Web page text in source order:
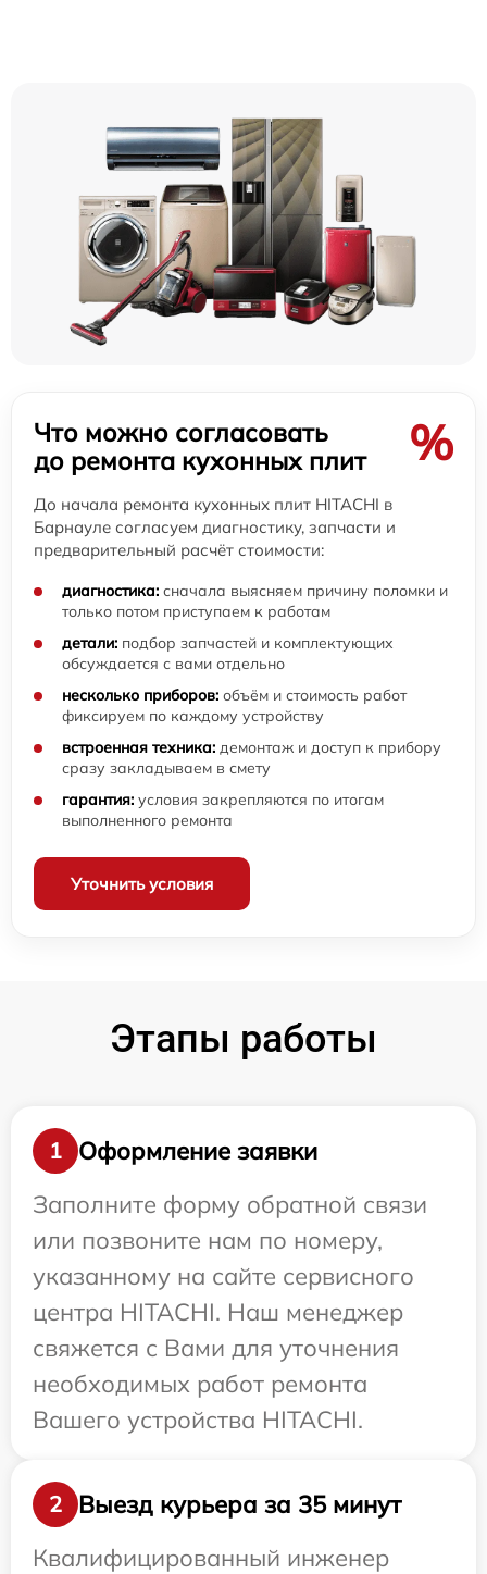
Что можно согласовать
до ремонта кухонных плит
%
До начала ремонта кухонных плит HITACHI в
Барнауле согласуем диагностику, запчасти и
предварительный расчёт стоимости:
диагностика: сначала выясняем причину поломки и
только потом приступаем к работам
детали: подбор запчастей и комплектующих
обсуждается с вами отдельно
несколько приборов: объём и стоимость работ
фиксируем по каждому устройству
встроенная техника: демонтаж и доступ к прибору
сразу закладываем в смету
гарантия: условия закрепляются по итогам
выполненного ремонта
Уточнить условия
Этапы работы
1
Оформление заявки
Заполните форму обратной связи
или позвоните нам по номеру,
указанному на сайте сервисного
центра HITACHI. Наш менеджер
свяжется с Вами для уточнения
необходимых работ ремонта
Вашего устройства HITACHI.
2
Выезд курьера за 35 минут
Квалифицированный инженер